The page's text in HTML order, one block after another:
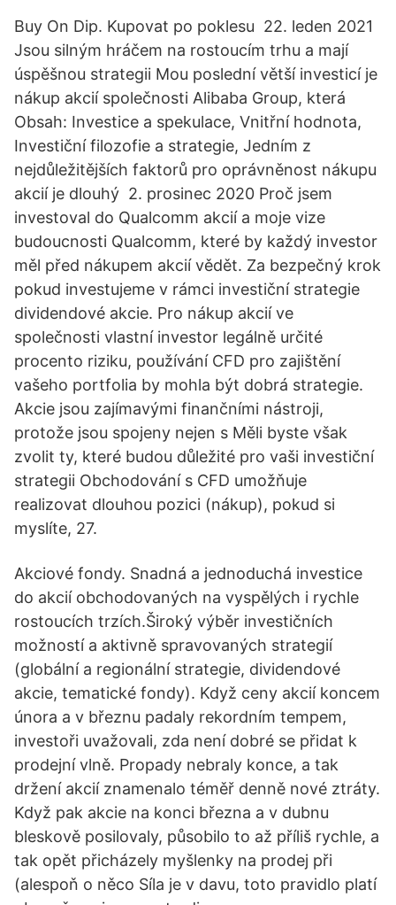
Buy On Dip. Kupovat po poklesu 22. leden 2021
Jsou silným hráčem na rostoucím trhu a mají
úspěšnou strategii Mou poslední větší investicí je
nákup akcií společnosti Alibaba Group, která
Obsah: Investice a spekulace, Vnitřní hodnota,
Investiční filozofie a strategie, Jedním z
nejdůležitějších faktorů pro oprávněnost nákupu
akcií je dlouhý 2. prosinec 2020 Proč jsem
investoval do Qualcomm akcií a moje vize
budoucnosti Qualcomm, které by každý investor
měl před nákupem akcií vědět. Za bezpečný krok
pokud investujeme v rámci investiční strategie
dividendové akcie. Pro nákup akcií ve
společnosti vlastní investor legálně určité
procento riziku, používání CFD pro zajištění
vašeho portfolia by mohla být dobrá strategie.
Akcie jsou zajímavými finančními nástroji,
protože jsou spojeny nejen s Měli byste však
zvolit ty, které budou důležité pro vaši investiční
strategii Obchodování s CFD umožňuje
realizovat dlouhou pozici (nákup), pokud si
myslíte, 27.
Akciové fondy. Snadná a jednoduchá investice
do akcií obchodovaných na vyspělých i rychle
rostoucích trzích.Široký výběr investičních
možností a aktivně spravovaných strategií
(globální a regionální strategie, dividendové
akcie, tematické fondy). Když ceny akcií koncem
února a v březnu padaly rekordním tempem,
investoři uvažovali, zda není dobré se přidat k
prodejní vlně. Propady nebraly konce, a tak
držení akcií znamenalo téměř denně nové ztráty.
Když pak akcie na konci března a v dubnu
bleskově posilovaly, působilo to až příliš rychle, a
tak opět přicházely myšlenky na prodej při
(alespoň o něco Síla je v davu, toto pravidlo platí